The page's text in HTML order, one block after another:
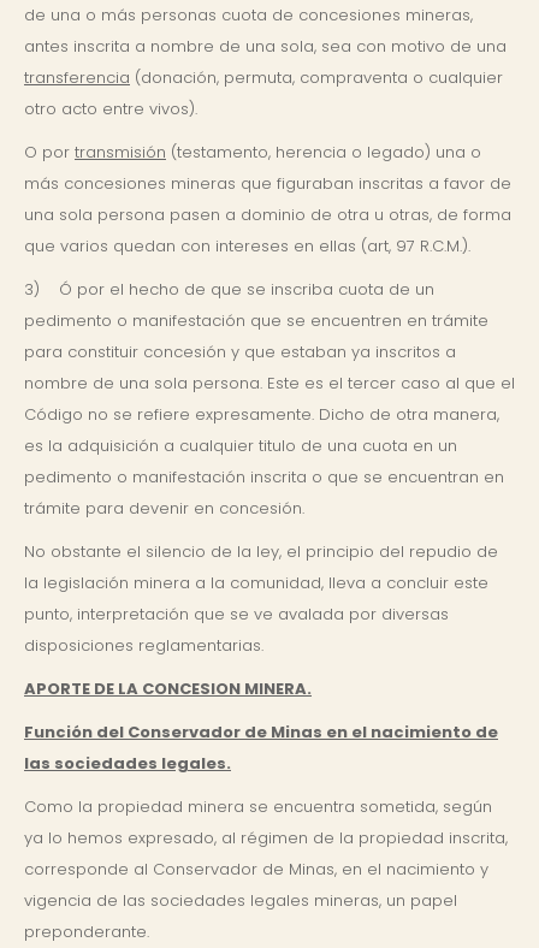
de una o más personas cuota de concesiones mineras,
antes inscrita a nombre de una sola, sea con motivo de una
transferencia (donación, permuta, compraventa o cualquier
otro acto entre vivos).
O por transmisión (testamento, herencia o legado) una o
más concesiones mineras que figuraban inscritas a favor de
una sola persona pasen a dominio de otra u otras, de forma
que varios quedan con intereses en ellas (art, 97 R.C.M.).
3) Ó por el hecho de que se inscriba cuota de un
pedimento o manifestación que se encuentren en trámite
para constituir concesión y que estaban ya inscritos a
nombre de una sola persona. Este es el tercer caso al que el
Código no se refiere expresamente. Dicho de otra manera,
es la adquisición a cualquier titulo de una cuota en un
pedimento o manifestación inscrita o que se encuentran en
trámite para devenir en concesión.
No obstante el silencio de la ley, el principio del repudio de
la legislación minera a la comunidad, lleva a concluir este
punto, interpretación que se ve avalada por diversas
disposiciones reglamentarias.
APORTE DE LA CONCESION MINERA.
Función del Conservador de Minas en el nacimiento de
las sociedades legales.
Como la propiedad minera se encuentra sometida, según
ya lo hemos expresado, al régimen de la propiedad inscrita,
corresponde al Conservador de Minas, en el nacimiento y
vigencia de las sociedades legales mineras, un papel
preponderante.